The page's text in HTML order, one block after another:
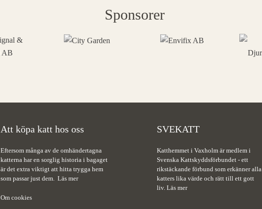
Sponsorer
Att köpa katt hos oss
Eftersom många av de omhändertagna
katterna har en sorglig historia i bagaget
är det extra viktigt att hitta trygga hem
som passar just dem. Läs mer
Om cookies
SVEKATT
Katthemmet i Vaxholm är medlem i
Svenska Kattskyddsförbundet - ett
rikstäckande förbund som erkänner alla
katters lika värde och rätt till ett gott
liv. Läs mer